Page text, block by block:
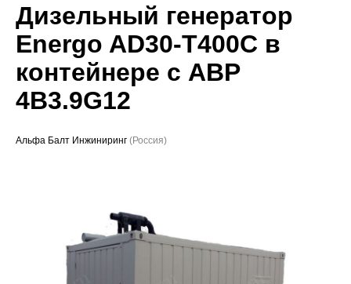
Сервис
Судовое ЭО
Проекты
Дизельный генератор
Energo AD30-T400C в
контейнере с АВР
4B3.9G12
Альфа Балт Инжиниринг (Россия)